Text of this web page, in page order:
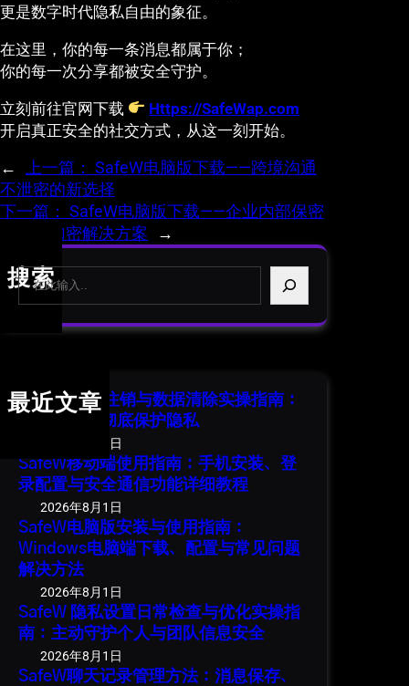
更是数字时代隐私自由的象征。
在这里，你的每一条消息都属于你；
你的每一次分享都被安全守护。
立刻前往官网下载
Https://SafeWap.com
开启真正安全的社交方式，从这一刻开始。
← 上一篇： SafeW电脑版下载——跨境沟通
不泄密的新选择
下一篇： SafeW电脑版下载——企业内部保密
沟通的加密解决方案
→
搜索
S
最近文章
SafeW 账号注销与数据清除实操指南：
安全退出并彻底保护隐私
2026年8月1日
SafeW移动端使用指南：手机安装、登
录配置与安全通信功能详细教程
2026年8月1日
SafeW电脑版安装与使用指南：
Windows电脑端下载、配置与常见问题
解决方法
2026年8月1日
SafeW 隐私设置日常检查与优化实操指
南：主动守护个人与团队信息安全
2026年8月1日
SafeW聊天记录管理方法：消息保存、